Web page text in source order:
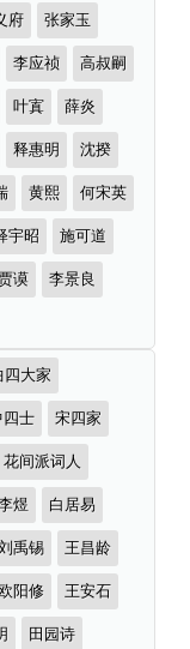
府 张家玉
李应祯 高叔嗣
叶寘 薛炎
释惠明 沈揆
黄熙 何宋英
宇昭 施可道
谟 李景良
四大家
四士 宋四家
花间派词人
煜 白居易
禹锡 王昌龄
阳修 王安石
田园诗